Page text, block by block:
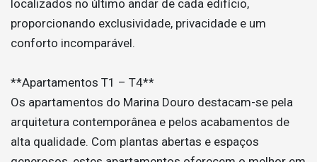
localizados no último andar de cada edifício,
proporcionando exclusividade, privacidade e um
conforto incomparável.
**Apartamentos T1 – T4**
Os apartamentos do Marina Douro destacam-se pela
arquitetura contemporânea e pelos acabamentos de
alta qualidade. Com plantas abertas e espaços